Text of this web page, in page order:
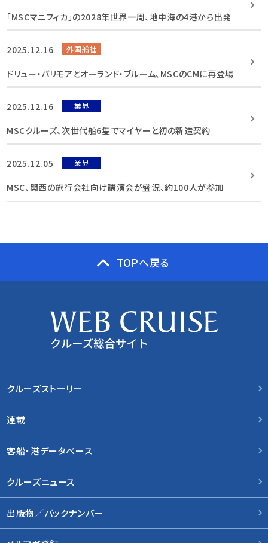
「MSCマニフィカ」の2028年世界一周、地中海の4港から出発
2025.12.16 外国船社
ドリュー・バリモアとオーランド・ブルーム、MSCのCMに再登場
2025.12.16 業界
MSCクルーズ、次世代船6隻でマイヤーと初の新造契約
2025.12.05 業界
MSC、関西の旅行会社向け講演会が盛況、約100人が参加
TOPへ戻る
クルーズストーリー
連載
客船・港データベース
クルーズニュース
出版物／バックナンバー